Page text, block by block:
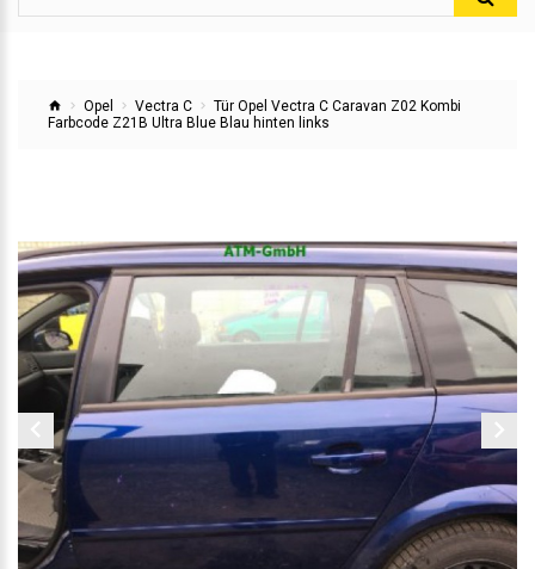
Opel Vectra C
Tür Opel Vectra C Caravan Z02 Kombi
Farbcode Z21B Ultra Blue Blau hinten links